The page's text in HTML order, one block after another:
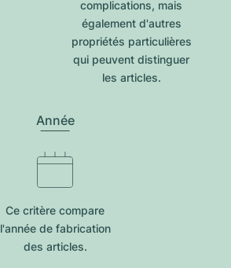
complications, mais
également d'autres
propriétés particulières
qui peuvent distinguer
les articles.
Année
Ce critère compare
l'année de fabrication
des articles.